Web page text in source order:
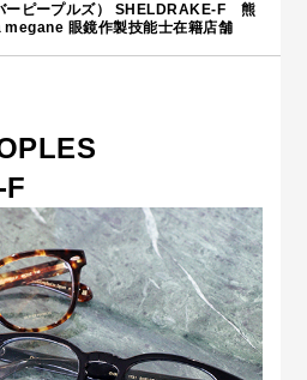
ーピープルズ） SHELDRAKE-F 熊
眼鏡作製技能士在籍店舗